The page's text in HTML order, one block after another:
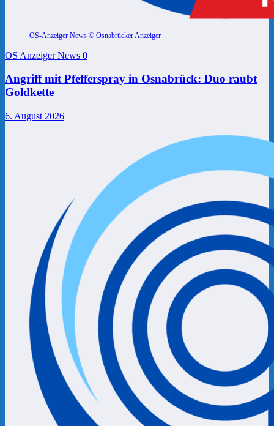
OS-Anzeiger News © Osnabrücker Anzeiger
OS Anzeiger News 0
Angriff mit Pfefferspray in Osnabrück: Duo raubt
Goldkette
6. August 2026